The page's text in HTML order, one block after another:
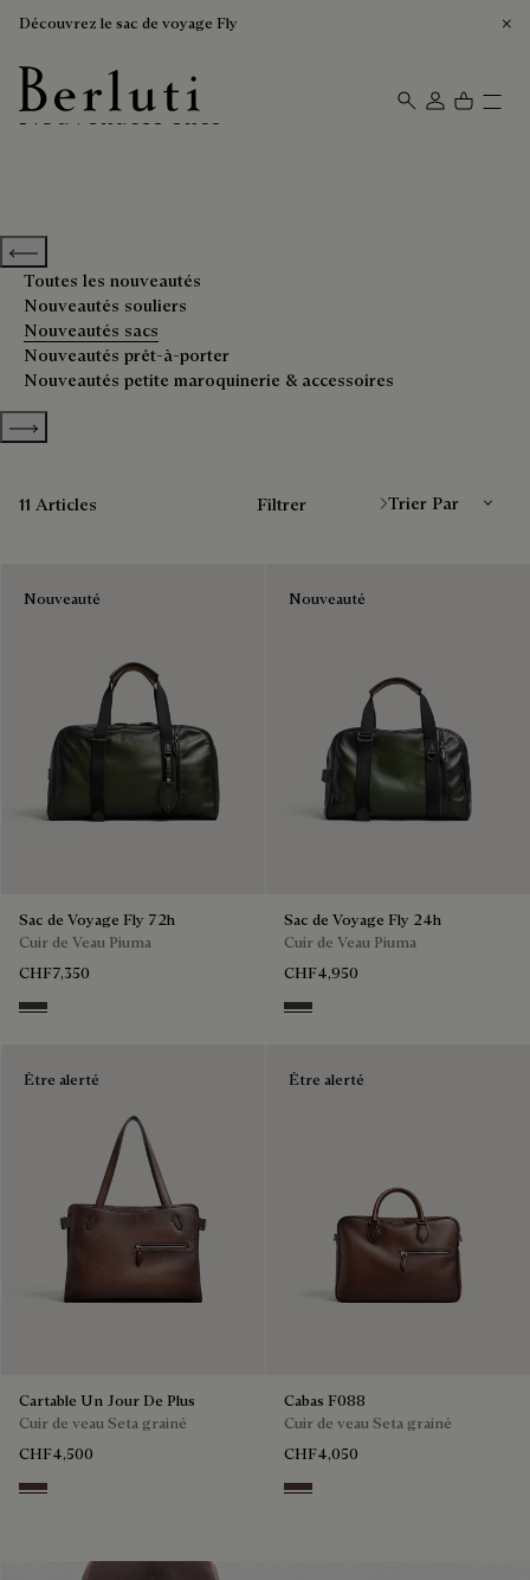
Découvrez le sac de voyage Fly
Page d'Accueil Berluti
Nouveautés sacs
Previous categories
Toutes les nouveautés
Nouveautés souliers
Nouveautés sacs
Nouveautés prêt-à-porter
Nouveautés petite maroquinerie & accessoires
Show more categories
11 Articles Filtrer
Nouveauté
Sac de Voyage Fly 72h
Cuir de Veau Piuma
CHF7,350
Smoked Green
Nouveauté
Sac de Voyage Fly 24h
Cuir de Veau Piuma
CHF4,950
Smoked Green
Être alerté
Cartable Un Jour De Plus
Cuir de veau Seta grainé
CHF4,500
Soft Brown
Être alerté
Cabas F088
Cuir de veau Seta grainé
CHF4,050
Soft Brown